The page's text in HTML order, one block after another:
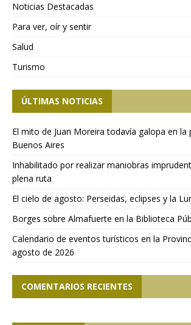
Noticias Destacadas
Para ver, oír y sentir
Salud
Turismo
ÚLTIMAS NOTICIAS
El mito de Juan Moreira todavía galopa en la
Buenos Aires
Inhabilitado por realizar maniobras
plena ruta
El cielo de agosto: Perseidas, eclipses y la
Borges sobre Almafuerte en la Biblioteca
Calendario de eventos turísticos en la
agosto de 2026
COMENTARIOS RECIENTES